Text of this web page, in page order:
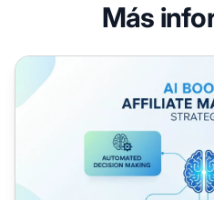
Más
¿Cómo puede la IA mejorar